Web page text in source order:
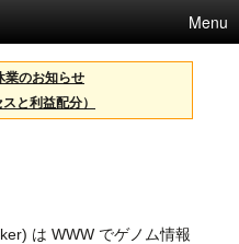
Menu
業のお知らせ
と利益配分）
は WWW でゲノム情報